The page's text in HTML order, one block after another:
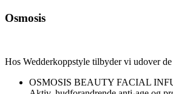
Osmosis
Hos Wedderkoppstyle tilbyder vi udover
OSMOSIS BEAUTY FACIAL